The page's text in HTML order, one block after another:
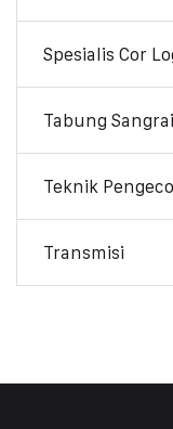
Spesialis Cor
Tabung
Teknik
Transmisi